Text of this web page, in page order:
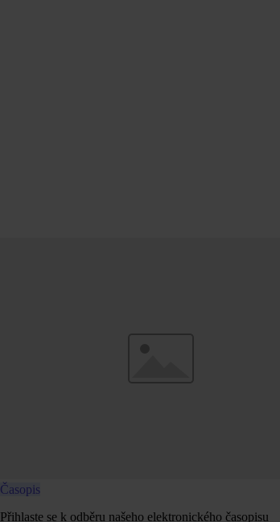
Časopis
Přihlaste se k odběru našeho elektronického časopisu